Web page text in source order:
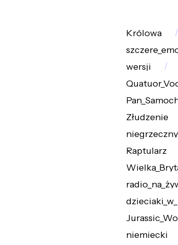
Królowa
wersji
Złudzenie
niegrzeczny
Raptularz
niemiecki